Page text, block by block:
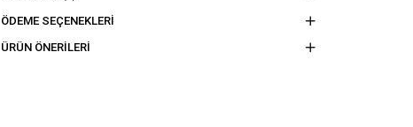
ÖDEME SEÇENEKLERI
ÜRÜN ÖNERILERI